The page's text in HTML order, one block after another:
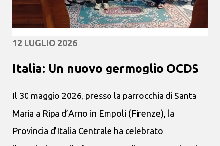
12 LUGLIO 2026
Italia: Un nuovo germoglio OCDS
Il 30 maggio 2026, presso la parrocchia di Santa
Maria a Ripa d’Arno in Empoli (Firenze), la
Provincia d’Italia Centrale ha celebrato